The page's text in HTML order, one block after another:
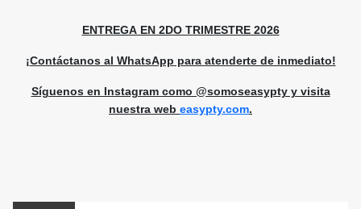
ENTREGA EN 2DO TRIMESTRE 2026
¡Contáctanos al WhatsApp para atenderte de inmediato!
Síguenos en Instagram como @somoseasypty y visita
nuestra web easypty.com.